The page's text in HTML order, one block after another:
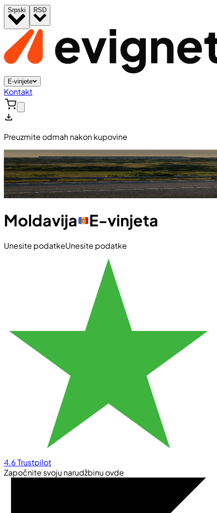
Srpski RSD
E-vinjete
Kontakt
Preuzmite odmah nakon kupovine
Moldavija E-vinjeta
Unesite podatkeUnesite podatke
4.6Trustpilot
Započnite svoju narudžbinu ovde